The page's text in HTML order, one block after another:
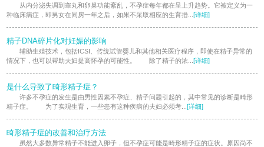
从内分泌失调到睾丸和卵巢功能紊乱，不孕症每年都在呈上升趋势。它被定义为一
种临床病症，即男女在同房一年之后，如果不采取相应的生育措... [详细]
精子DNA碎片化对妊娠的影响
辅助生殖技术，包括ICSI、传统试管婴儿和其他相关医疗程序，即使在精子异常的
情况下，也可以帮助夫妇提高怀孕的可能性。 除了精子的浓... [详细]
是什么导致了畸形精子症？
许多不孕症的发生是由男性因素不孕症、精子问题引起的，其中常见的诊断是畸形
精子症。 为了实现生育，一些患有这种疾病的夫妇必须考... [详细]
畸形精子症的改善和治疗方法
虽然大多数异常精子不能进入卵子，但不孕症可能是畸形精子症的症状。原因尚不